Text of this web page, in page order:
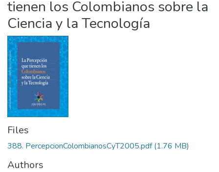
tienen los Colombianos sobre la
Ciencia y la Tecnología
Files
388. PercepcionColombianosCyT2005.pdf(1.76 MB)
Authors